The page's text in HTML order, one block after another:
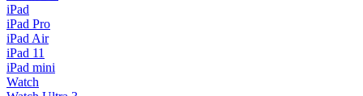
iPad
iPad Pro
iPad Air
iPad 11
iPad mini
Watch